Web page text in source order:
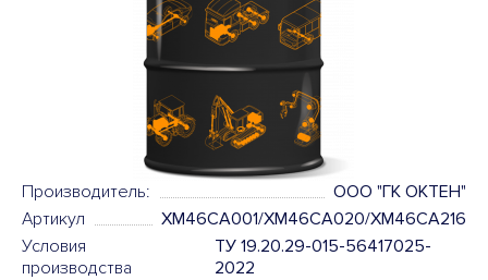
Производитель:
ООО "ГК ОКТЕН"
Артикул
XM46CA001/XM46CA020/XM46CA216
Условия
производства
ТУ 19.20.29-015-56417025-
2022